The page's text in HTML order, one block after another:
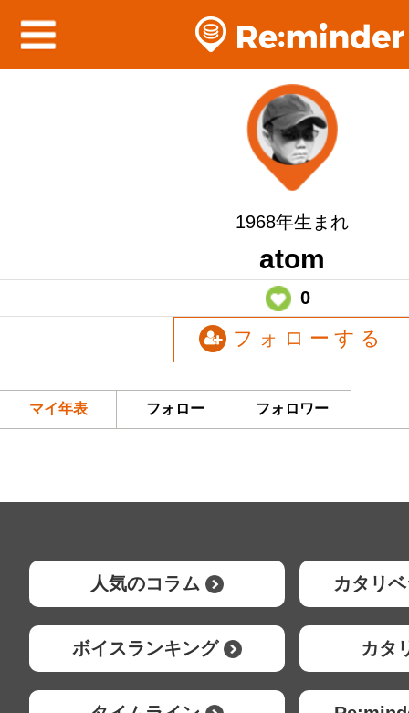
1968年生まれ
atom
0
フォローする
マイ年表 フォロー フォロワー
人気のコラム カタリ
ボイスランキング カタ